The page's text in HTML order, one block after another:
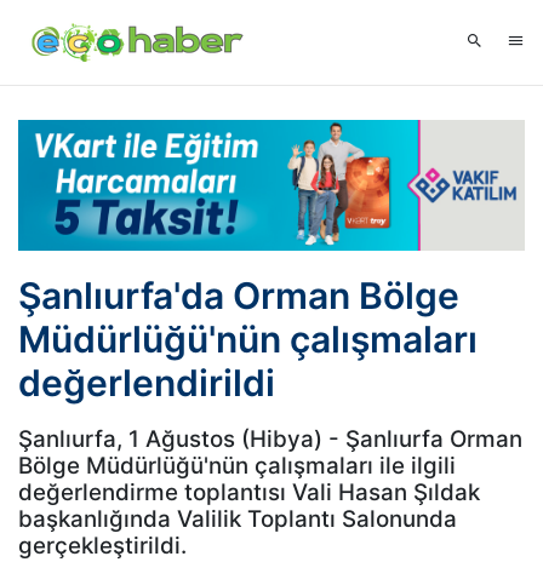
Şanlıurfa'da Orman Bölge
Müdürlüğü'nün çalışmaları
değerlendirildi
Şanlıurfa, 1 Ağustos (Hibya) - Şanlıurfa Orman
Bölge Müdürlüğü'nün çalışmaları ile ilgili
değerlendirme toplantısı Vali Hasan Şıldak
başkanlığında Valilik Toplantı Salonunda
gerçekleştirildi.